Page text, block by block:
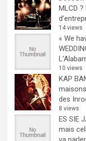
MLCD
14 views
« We
10 views
KAP
des
8 views
ES SIE
mais